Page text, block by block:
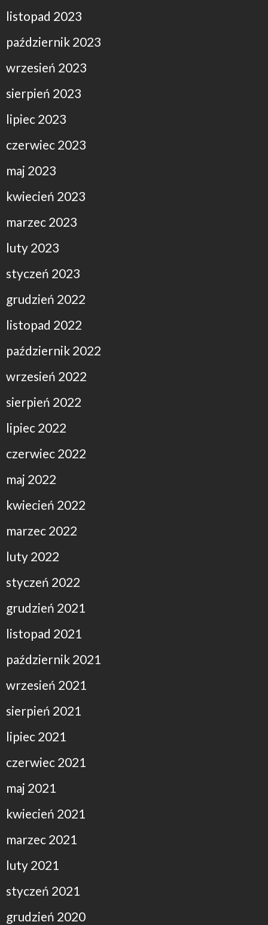
listopad 2023
październik 2023
wrzesień 2023
sierpień 2023
lipiec 2023
czerwiec 2023
maj 2023
kwiecień 2023
marzec 2023
luty 2023
styczeń 2023
grudzień 2022
listopad 2022
październik 2022
wrzesień 2022
sierpień 2022
lipiec 2022
czerwiec 2022
maj 2022
kwiecień 2022
marzec 2022
luty 2022
styczeń 2022
grudzień 2021
listopad 2021
październik 2021
wrzesień 2021
sierpień 2021
lipiec 2021
czerwiec 2021
maj 2021
kwiecień 2021
marzec 2021
luty 2021
styczeń 2021
grudzień 2020